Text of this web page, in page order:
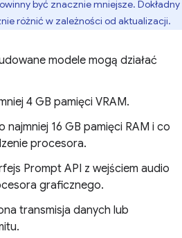
być znacznie mniejsze. Dokładny
różnić w zależności od aktualizacji.
modele mogą działać
4 GB pamięci VRAM.
najmniej 16 GB pamięci RAM i co
procesora.
Prompt API z wejściem audio
graficznego.
transmisja danych lub